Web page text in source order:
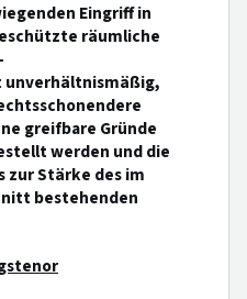
Eingriff in
räumliche
unverhältnismäßig,
greifbare Gründe
werden und die
zur Stärke des im
bestehenden